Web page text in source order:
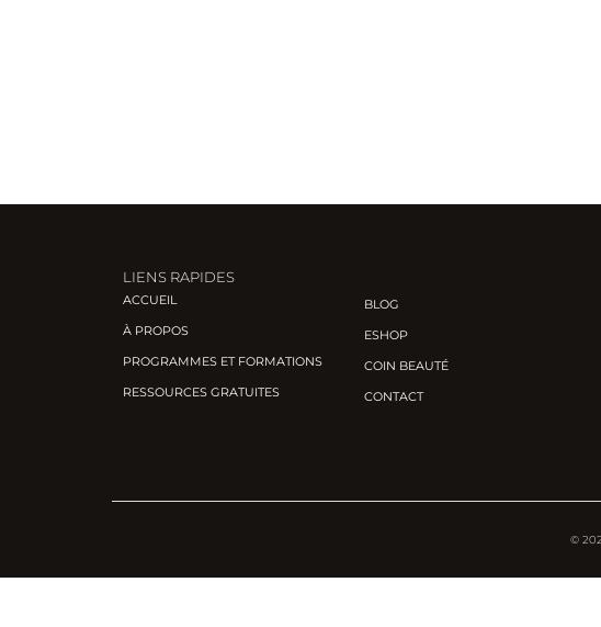
LIENS RAPIDES
ACCUEIL
À PROPOS
PROGRAMMES ET FORMATIONS
RESSOURCES GRATUITES
BLOG
ESHOP
COIN BEAUTÉ
CONTACT
©